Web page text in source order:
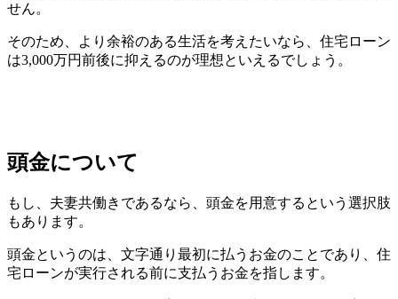
せん。
そのため、より余裕のある生活を考えたいなら、住宅ローン
は3,000万円前後に抑えるのが理想といえるでしょう。
頭金について
もし、夫妻共働きであるなら、頭金を用意するという選択肢
もあります。
頭金というのは、文字通り最初に払うお金のことであり、住
宅ローンが実行される前に支払うお金を指します。